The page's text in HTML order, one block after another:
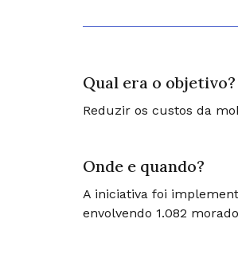
Qual era o objetivo?
Reduzir os custos da
Onde e quando?
A iniciativa foi
envolvendo 1.082